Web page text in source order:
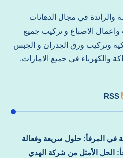
في مجال الدهانات
واعمال الاصباغ و تركيب جميع
وتركيب ورق الجدران و الجبس
والكهرباء في جميع الامارات.
RSS
في المرفأ: حلول سريعة وفعالة
الحل الأمثل من شركة الهدي